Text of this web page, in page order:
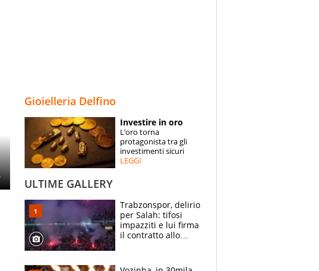
SPECIALI
ESPERTI
Gioielleria Delfino
Investire in oro
L’oro torna
protagonista tra gli
investimenti sicuri
LEGGI
ULTIME GALLERY
Trabzonspor, delirio
per Salah: tifosi
impazziti e lui firma
il contratto allo